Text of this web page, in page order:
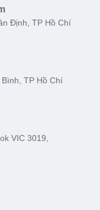
Định, TP Hồ Chí
TP Hồ Chí
VIC 3019,